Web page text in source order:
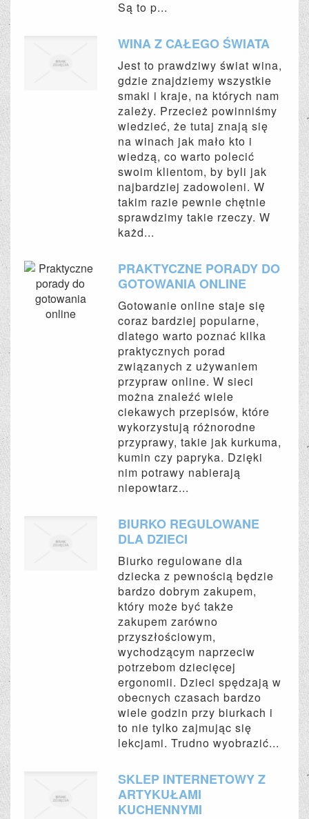
Są to p...
WINA Z CAŁEGO ŚWIATA
Jest to prawdziwy świat wina,
gdzie znajdziemy wszystkie
smaki i kraje, na których nam
zależy. Przecież powinniśmy
wiedzieć, że tutaj znają się
na winach jak mało kto i
wiedzą, co warto polecić
swoim klientom, by byli jak
najbardziej zadowoleni. W
takim razie pewnie chętnie
sprawdzimy takie rzeczy. W
każd...
PRAKTYCZNE PORADY DO
GOTOWANIA ONLINE
Gotowanie online staje się
coraz bardziej popularne,
dlatego warto poznać kilka
praktycznych porad
związanych z używaniem
przypraw online. W sieci
można znaleźć wiele
ciekawych przepisów, które
wykorzystują różnorodne
przyprawy, takie jak kurkuma,
kumin czy papryka. Dzięki
nim potrawy nabierają
niepowtarz...
BIURKO REGULOWANE
DLA DZIECI
Biurko regulowane dla
dziecka z pewnością będzie
bardzo dobrym zakupem,
który może być także
zakupem zarówno
przyszłościowym,
wychodzącym naprzeciw
potrzebom dziecięcej
ergonomii. Dzieci spędzają w
obecnych czasach bardzo
wiele godzin przy biurkach i
to nie tylko zajmując się
lekcjami. Trudno wyobrazić...
SKLEP INTERNETOWY Z
ARTYKUŁAMI
KUCHENNYMI